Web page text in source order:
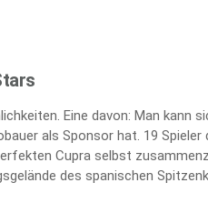
Eine davon: Man kann
als Sponsor hat. 19 Spieler
Cupra selbst
des spanischen